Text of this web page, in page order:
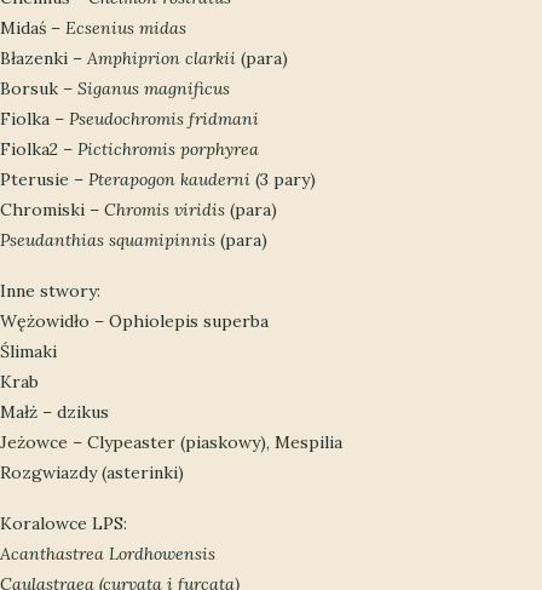
Midaś – Ecsenius midas
Błazenki – Amphiprion clarkii (para)
Borsuk – Siganus magnificus
Fiolka – Pseudochromis fridmani
Fiolka2 – Pictichromis porphyrea
Pterusie – Pterapogon kauderni (3 pary)
Chromiski – Chromis viridis (para)
Pseudanthias squamipinnis (para)
Inne stwory:
Wężowidło – Ophiolepis superba
Ślimaki
Krab
Małż – dzikus
Jeżowce – Clypeaster (piaskowy), Mespilia
Rozgwiazdy (asterinki)
Koralowce LPS:
Acanthastrea Lordhowensis
Caulastraea (curvata i furcata)